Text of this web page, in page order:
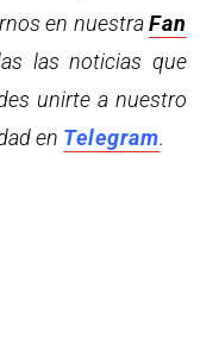
en nuestraFan
las noticias que
unirte a nuestro
en Telegram.